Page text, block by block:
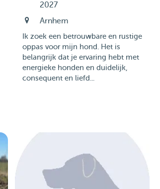
2027
Arnhem
Ik zoek een betrouwbare en rustige
oppas voor mijn hond. Het is
belangrijk dat je ervaring hebt met
energieke honden en duidelijk,
consequent en liefd...